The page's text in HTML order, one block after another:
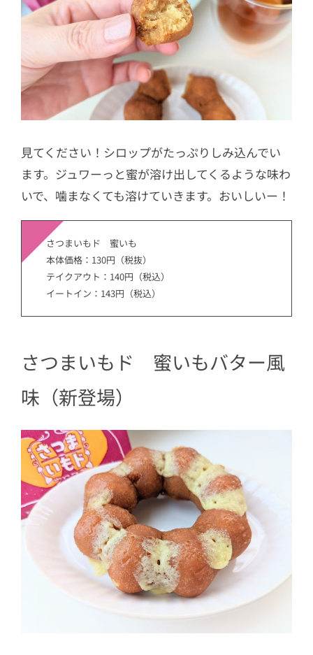
見てください！シロップがたっぷりしみ込んでい
ます。ジュワーっと蜜が溶け出してくるような味わ
いで、噛まなくても溶けていきます。おいしいー！
さつまいもド 蜜いも
本体価格：130円（税抜）
テイクアウト：140円（税込）
イートイン：143円（税込）
さつまいもド 蜜いもバター風
味（新登場）